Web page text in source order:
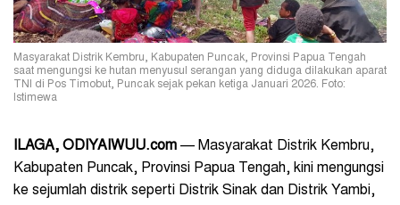
Masyarakat Distrik Kembru, Kabupaten Puncak, Provinsi Papua Tengah
saat mengungsi ke hutan menyusul serangan yang diduga dilakukan aparat
TNI di Pos Timobut, Puncak sejak pekan ketiga Januari 2026. Foto:
Istimewa
ILAGA, ODIYAIWUU.com — Masyarakat Distrik Kembru,
Kabupaten Puncak, Provinsi Papua Tengah, kini mengungsi
ke sejumlah distrik seperti Distrik Sinak dan Distrik Yambi,